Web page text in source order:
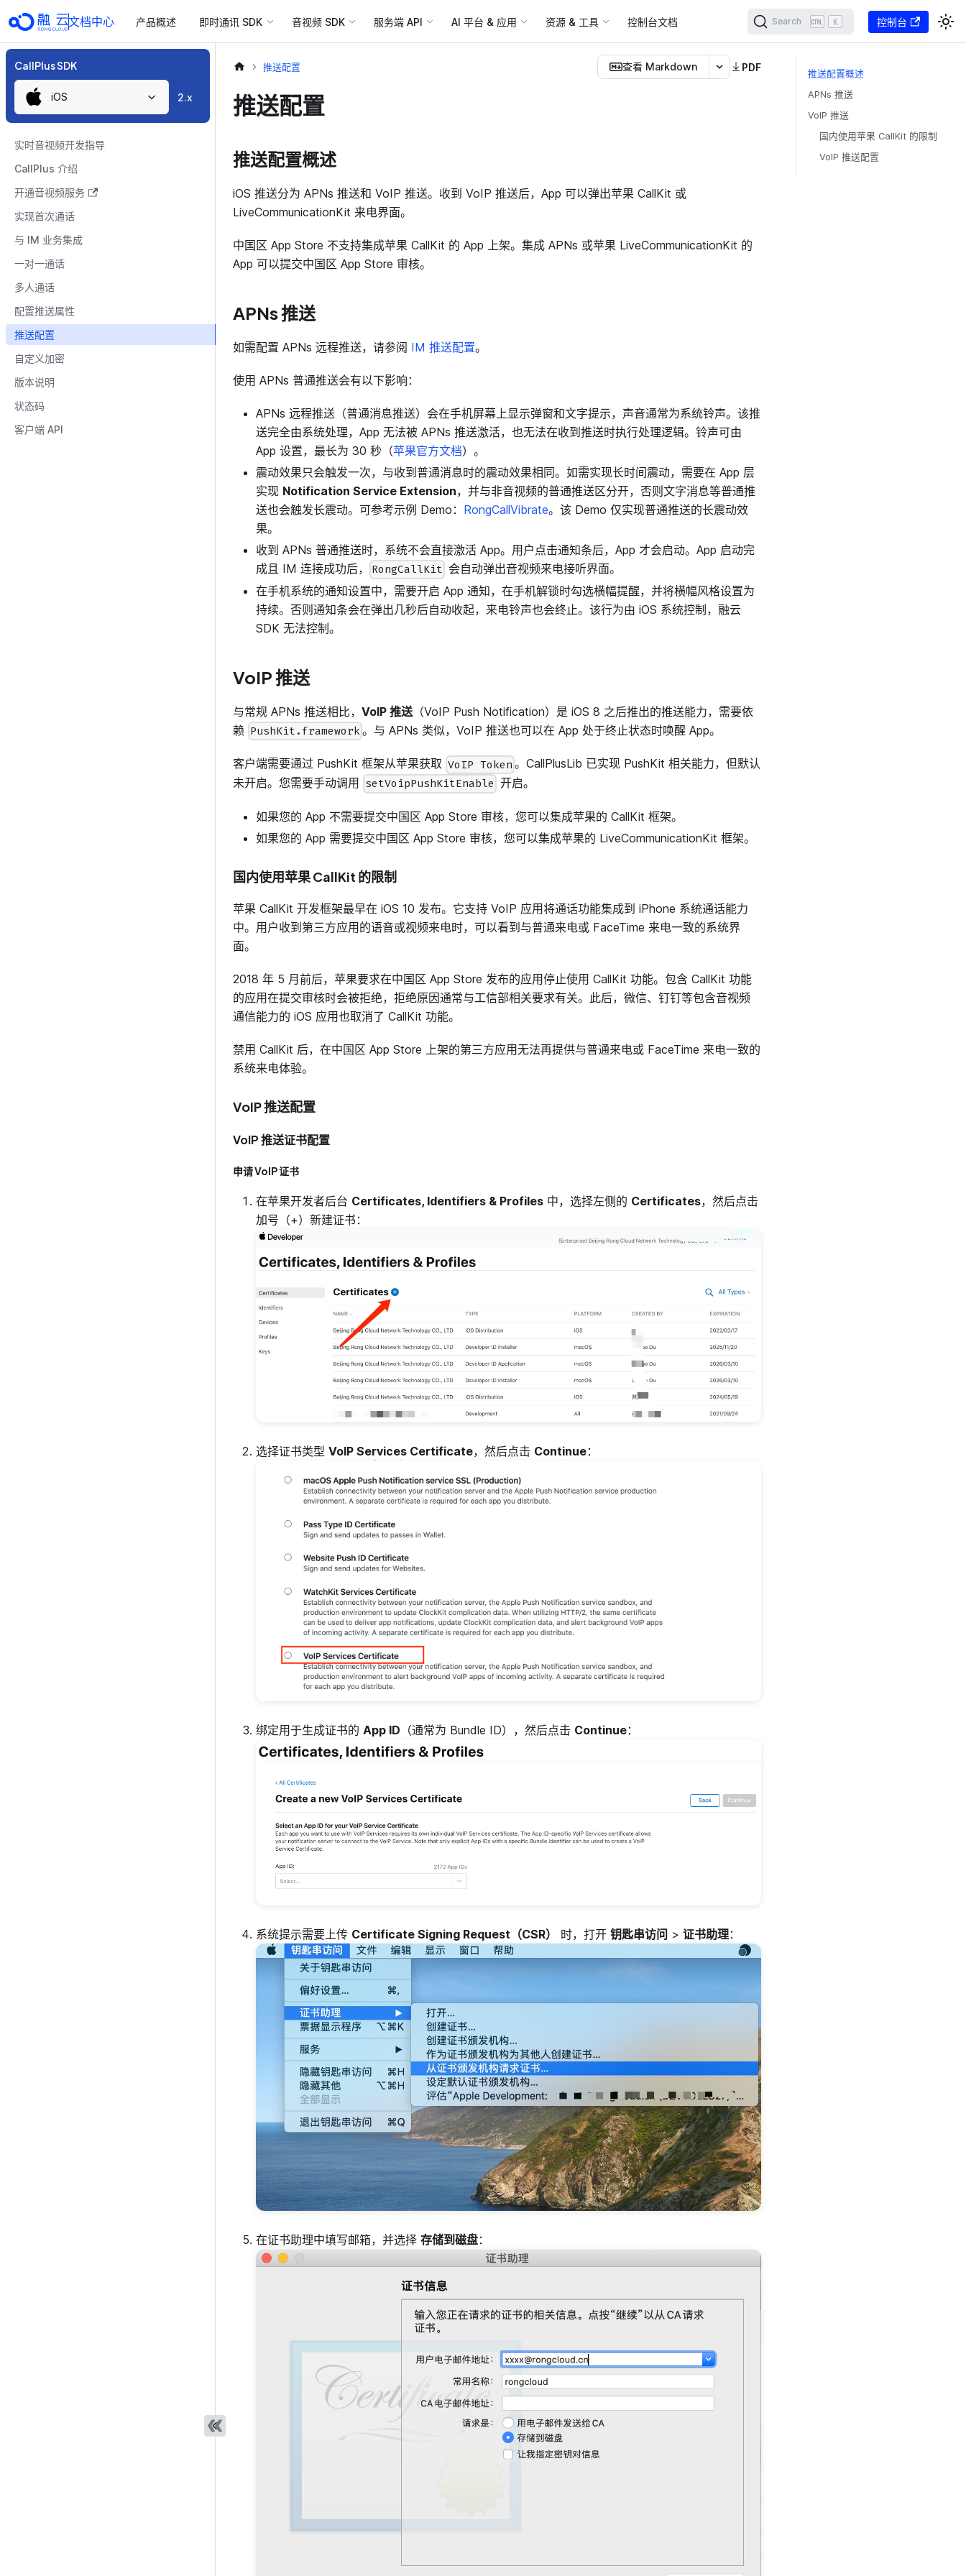
文档中心 产品概述 即时通讯 SDK 音视频 SDK 服务端 API AI 平台 & 应用 资源 & 工具 控制台文档 Search K 控制台
CallPlus SDK
iOS 2.x
实时音视频开发指导
CallPlus 介绍
开通音视频服务
实现首次通话
与 IM 业务集成
一对一通话
多人通话
配置推送属性
推送配置
自定义加密
版本说明
状态码
客户端 API
推送配置 查看 Markdown PDF
推送配置
推送配置概述
iOS 推送分为 APNs 推送和 VoIP 推送。收到 VoIP 推送后，App 可以弹出苹果 CallKit 或
LiveCommunicationKit 来电界面。
中国区 App Store 不支持集成苹果 CallKit 的 App 上架。集成 APNs 或苹果 LiveCommunicationKit 的
App 可以提交中国区 App Store 审核。
APNs 推送
如需配置 APNs 远程推送，请参阅 IM 推送配置。
使用 APNs 普通推送会有以下影响：
APNs 远程推送（普通消息推送）会在手机屏幕上显示弹窗和文字提示，声音通常为系统铃声。该推
送完全由系统处理，App 无法被 APNs 推送激活，也无法在收到推送时执行处理逻辑。铃声可由
App 设置，最长为 30 秒（苹果官方文档）。
震动效果只会触发一次，与收到普通消息时的震动效果相同。如需实现长时间震动，需要在 App 层
实现 Notification Service Extension，并与非音视频的普通推送区分开，否则文字消息等普通推
送也会触发长震动。可参考示例 Demo： RongCallVibrate。该 Demo 仅实现普通推送的长震动效
果。
收到 APNs 普通推送时，系统不会直接激活 App。用户点击通知条后，App 才会启动。App 启动完
成且 IM 连接成功后，
RongCallKit 会自动弹出音视频来电接听界面。
在手机系统的通知设置中，需要开启 App 通知，在手机解锁时勾选横幅提醒，并将横幅风格设置为
持续。否则通知条会在弹出几秒后自动收起，来电铃声也会终止。该行为由 iOS 系统控制，融云
SDK 无法控制。
VoIP 推送
与常规 APNs 推送相比， VoIP 推送 （VoIP Push Notification）是 iOS 8 之后推出的推送能力，需要依
赖 PushKit.framework。与 APNs 类似，VoIP 推送也可以在 App 处于终止状态时唤醒 App。
客户端需要通过 PushKit 框架从苹果获取 VoIP Token 。CallPlusLib 已实现 PushKit 相关能力，但默认
未开启。您需要手动调用 setVoipPushKitEnable 开启。
如果您的 App 不需要提交中国区 App Store 审核，您可以集成苹果的 CallKit 框架。
如果您的 App 需要提交中国区 App Store 审核，您可以集成苹果的 LiveCommunicationKit 框架。
国内使用苹果 CallKit 的限制
苹果 CallKit 开发框架最早在 iOS 10 发布。它支持 VoIP 应用将通话功能集成到 iPhone 系统通话能力
中。用户收到第三方应用的语音或视频来电时，可以看到与普通来电或 FaceTime 来电一致的系统界
面。
2018 年 5 月前后，苹果要求在中国区 App Store 发布的应用停止使用 CallKit 功能。包含 CallKit 功能
的应用在提交审核时会被拒绝，拒绝原因通常与工信部相关要求有关。此后，微信、钉钉等包含音视频
通信能力的 iOS 应用也取消了 CallKit 功能。
禁用 CallKit 后，在中国区 App Store 上架的第三方应用无法再提供与普通来电或 FaceTime 来电一致的
系统来电体验。
VoIP 推送配置
VoIP 推送证书配置
申请 VoIP 证书
在苹果开发者后台 Certificates, Identifiers & Profiles 中，选择左侧的 Certificates，然后点击
加号（+）新建证书：
选择证书类型 VoIP Services Certificate，然后点击 Continue：
绑定用于生成证书的 App ID （通常为 Bundle ID），然后点击 Continue：
系统提示需要上传 Certificate Signing Request（CSR） 时，打开 钥匙串访问 > 证书助理：
在证书助理中填写邮箱，并选择 存储到磁盘：
推送配置概述
APNs 推送
VoIP 推送
国内使用苹果 CallKit 的限制
VoIP 推送配置